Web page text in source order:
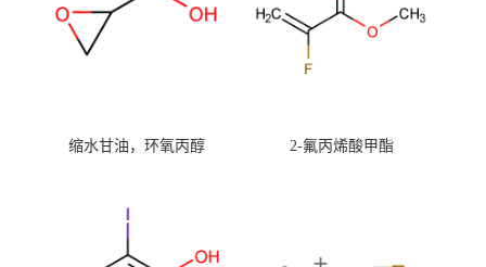
缩水甘油，环氧丙醇 2-氟丙烯酸甲酯